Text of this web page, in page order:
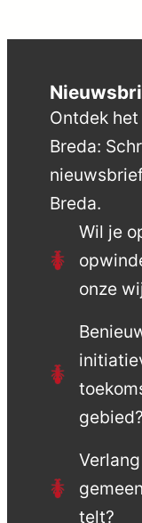
Ontdek
Breda:
Breda.
Wil je
onze
gebied?
telt?